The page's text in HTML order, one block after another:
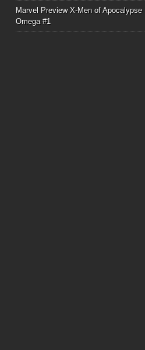
Marvel Preview X-Men of Apocalypse
Omega #1